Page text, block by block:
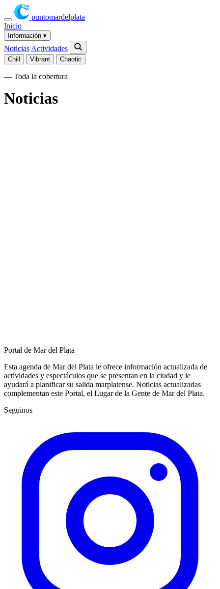
puntomardelplata
Inicio
Información ▾
Noticias Actividades
Chill Vibrant Chaotic
— Toda la cobertura
Noticias
Portal de Mar del Plata
Esta agenda de Mar del Plata le ofrece información actualizada de
actividades y espectáculos que se presentan en la ciudad y le
ayudará a planificar su salida marplatense. Noticias actualizadas
complementan este Portal, el Lugar de la Gente de Mar del Plata.
Seguinos